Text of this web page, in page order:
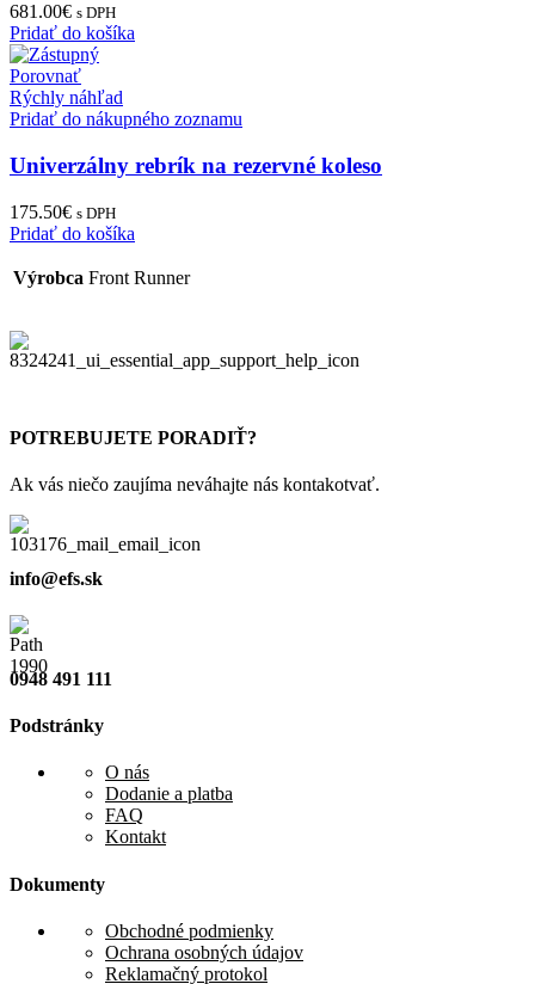
681.00€ s DPH
Pridať do košíka
Porovnať
Rýchly náhľad
Pridať do nákupného zoznamu
Univerzálny rebrík na rezervné koleso
175.50€ s DPH
Pridať do košíka
Výrobca Front Runner
POTREBUJETE PORADIŤ?
Ak vás niečo zaujíma neváhajte nás kontakotvať.
info@efs.sk
0948 491 111
Podstránky
O nás
Dodanie a platba
FAQ
Kontakt
Dokumenty
Obchodné podmienky
Ochrana osobných údajov
Reklamačný protokol